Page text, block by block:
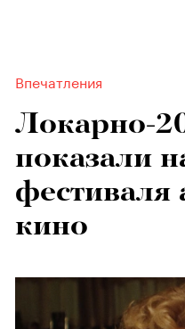
Впечатления
Локарно-
показали
фестиваля
кино